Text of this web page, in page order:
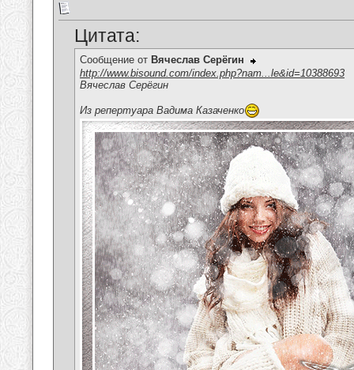
Цитата:
Сообщение от Вячеслав Серёгин
http://www.bisound.com/index.php?nam...le&id=10388693
Вячеслав Серёгин
Из репертуара Вадима Казаченко